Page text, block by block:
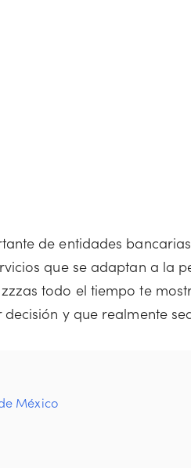
de entidades
que se adaptan a la
todo el tiempo te
y que realmente
México